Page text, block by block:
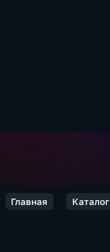
Главная Каталог